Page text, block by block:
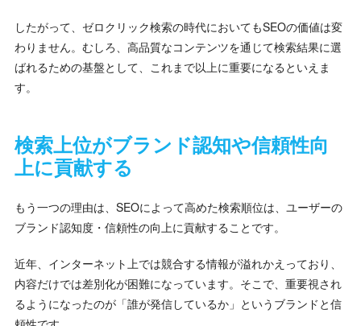
したがって、ゼロクリック検索の時代においてもSEOの価値は変
わりません。むしろ、高品質なコンテンツを通じて検索結果に選
ばれるための基盤として、これまで以上に重要になるといえま
す。
検索上位がブランド認知や信頼性向
上に貢献する
もう一つの理由は、SEOによって高めた検索順位は、ユーザーの
ブランド認知度・信頼性の向上に貢献することです。
近年、インターネット上では競合する情報が溢れかえっており、
内容だけでは差別化が困難になっています。そこで、重要視され
るようになったのが「誰が発信しているか」というブランドと信